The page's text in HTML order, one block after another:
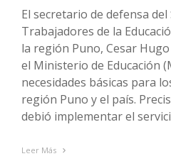
El secretario de defensa
Trabajadores de la
la región Puno, Cesar
el Ministerio de Educación
necesidades básicas para
región Puno y el país.
debió implementar el
Leer Más